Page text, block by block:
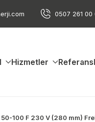
0507 261 00
Hizmetler
50-100 F 230 V (280 mm)